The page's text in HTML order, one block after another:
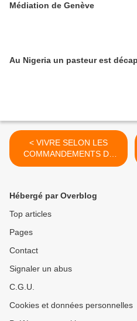
Médiation de Genève
Au Nigeria un pasteur est
< VIVRE SELON LES
COMMANDEMENTS DE
L'AMOUR
Hébergé par Overblog
Top articles
Pages
Contact
Signaler un abus
C.G.U.
Cookies et données personnelles